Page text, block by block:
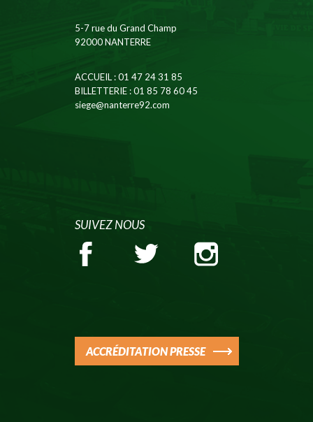
5-7 rue du Grand Champ
92000 NANTERRE
ACCUEIL: 01 47 24 31 85
BILLETTERIE: 01 85 78 60 45
siege@nanterre92.com
SUIVEZ NOUS
ACCRÉDITATION PRESSE